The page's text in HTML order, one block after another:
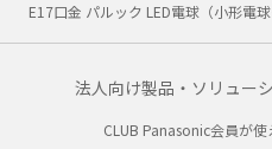
E17口金 パルック LED電球（小形電
法人向け製品・ソリュー
CLUB Panasonic会員が